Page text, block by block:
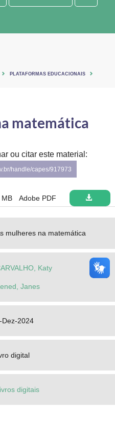
PLATAFORMAS EDUCACIONAIS
matemática
ou citar este material:
handle/capes/917973
Adobe PDF
mulheres na matemática
Katy
Janes
Dez-2024
digital
digitais